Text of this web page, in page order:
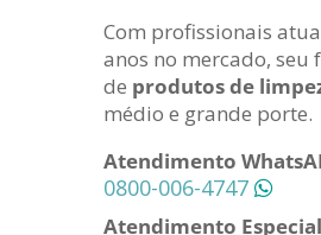
Com profissionais
anos no mercado, seu
de produtos de
médio e grande porte.
Atendimento
0800-006-4747
Atendimento